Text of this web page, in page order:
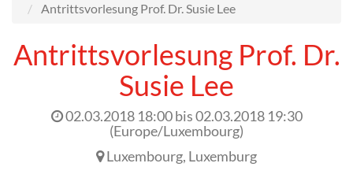
Antrittsvorlesung Prof. Dr. Susie Lee
Antrittsvorlesung Prof. Dr.
Susie Lee
02.03.2018 18:00bis02.03.2018 19:30
(Europe/Luxembourg)
Luxembourg, Luxemburg